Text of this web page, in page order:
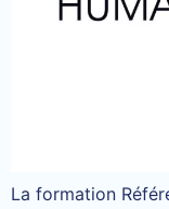
La formation